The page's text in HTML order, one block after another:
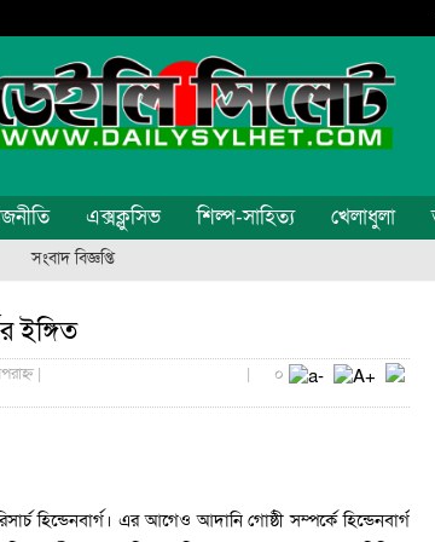
এক্সক্লুসিভ শিল্প-সাহিত্য খেলাধুলা
সংবাদ বিজ্ঞপ্তি
ইঙ্গিত
|
| ০
হিন্ডেনবার্গ। এর আগেও আদানি গোষ্ঠী সম্পর্কে হিন্ডেনবার্গ